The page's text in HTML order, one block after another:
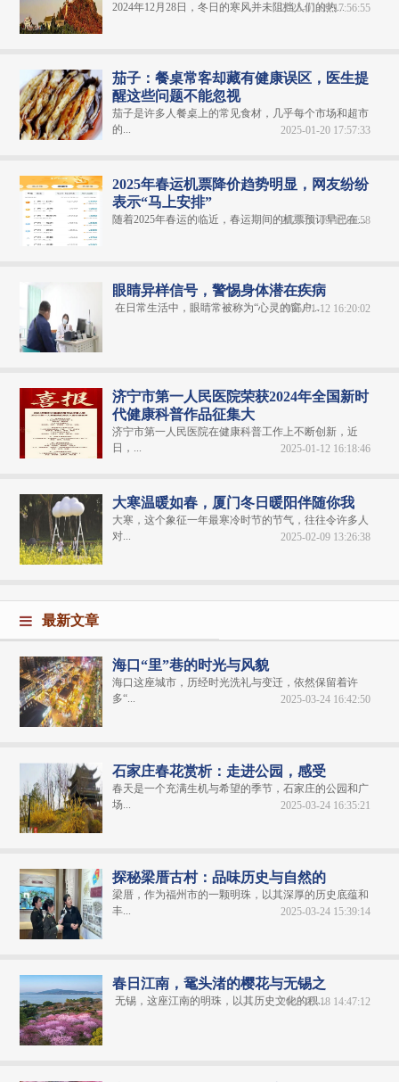
2024年12月28日，冬日的寒风并未阻挡人们的热...
2025-01-09 17:56:55
茄子：餐桌常客却藏有健康误区，医生提
醒这些问题不能忽视
茄子是许多人餐桌上的常见食材，几乎每个市场和超市
的...
2025-01-20 17:57:33
2025年春运机票降价趋势明显，网友纷纷
表示“马上安排”
随着2025年春运的临近，春运期间的机票预订早已在...
2025-01-09 18:00:58
眼睛异样信号，警惕身体潜在疾病
在日常生活中，眼睛常被称为“心灵的窗户...2025-01-12 16:20:02
济宁市第一人民医院荣获2024年全国新时
代健康科普作品征集大
济宁市第一人民医院在健康科普工作上不断创新，近
日，...
2025-01-12 16:18:46
大寒温暖如春，厦门冬日暖阳伴随你我
大寒，这个象征一年最寒冷时节的节气，往往令许多人
对...
2025-02-09 13:26:38
最新文章
海口“里”巷的时光与风貌
海口这座城市，历经时光洗礼与变迁，依然保留着许
多“...
2025-03-24 16:42:50
石家庄春花赏析：走进公园，感受
春天是一个充满生机与希望的季节，石家庄的公园和广
场...
2025-03-24 16:35:21
探秘梁厝古村：品味历史与自然的
梁厝，作为福州市的一颗明珠，以其深厚的历史底蕴和
丰...
2025-03-24 15:39:14
春日江南，鼋头渚的樱花与无锡之
无锡，这座江南的明珠，以其历史文化的积...2025-03-18 14:47:12